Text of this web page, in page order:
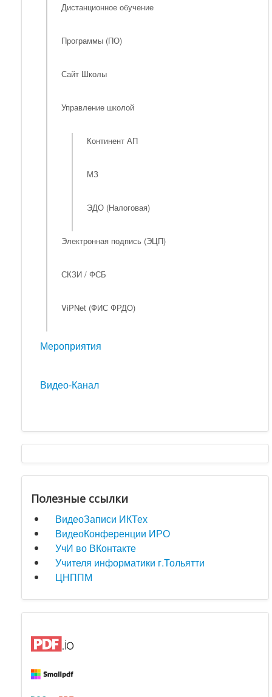
Дистанционное обучение
Программы (ПО)
Сайт Школы
Управление школой
Континент АП
МЗ
ЭДО (Налоговая)
Электронная подпись (ЭЦП)
СКЗИ / ФСБ
ViPNet (ФИС ФРДО)
Мероприятия
Видео-Канал
Полезные ссылки
ВидеоЗаписи ИКТех
ВидеоКонференции ИРО
УчИ во ВКонтакте
Учителя информатики г.Тольятти
ЦНППМ